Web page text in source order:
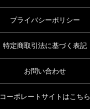
プライバシーポリシー
特定商取引法に基づく表記
お問い合わせ
コーポレートサイトはこちら